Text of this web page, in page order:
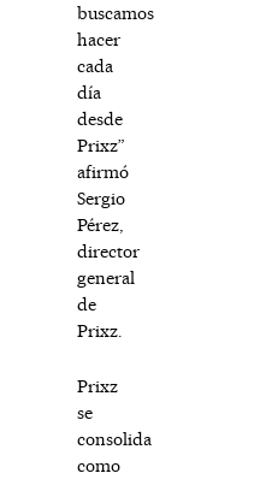
buscamos
hacer
cada
día
desde
Prixz”
afirmó
Sergio
Pérez,
director
general
de
Prixz.
Prixz
se
consolida
como